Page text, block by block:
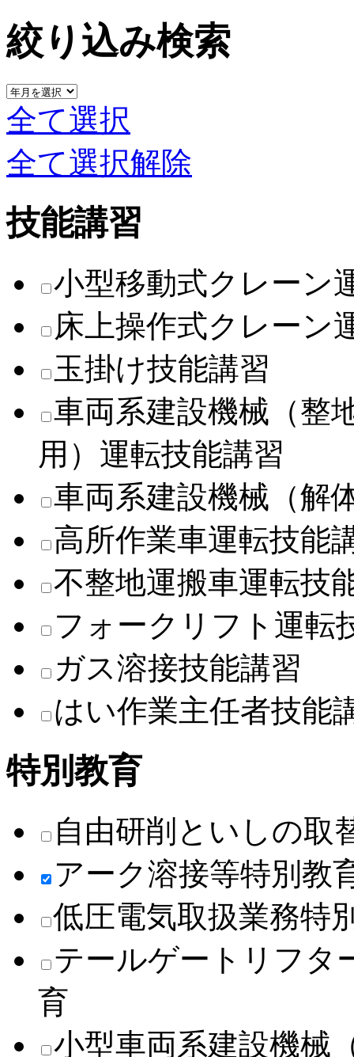
絞り込み検索
全て選択
全て選択解除
技能講習
小型移動式クレーン
床上操作式クレーン
玉掛け技能講習
車両系建設機械（整
用）運転技能講習
車両系建設機械（解
高所作業車運転技能
不整地運搬車運転技
フォークリフト運転
ガス溶接技能講習
はい作業主任者技能
特別教育
自由研削といしの取
アーク溶接等特別教
低圧電気取扱業務特
テールゲートリフタ
育
小型車両系建設機械